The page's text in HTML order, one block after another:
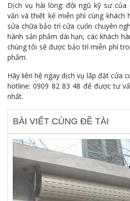
Dịch vụ hài lòng: đội ngũ kỹ sư
vấn và thiết kế miễn phí cùng khách
sửa chữa bảo trì cửa cuốn chuyên
hành sản phẩm dài hạn, các khách
chúng tôi sẽ được bảo trì miễn phí
phẩm.
Hãy liên hệ ngay dịch vụ lắp đặt cửa
hotline: 0909 82 83 48 để được tư
nhất.
BÀI VIẾT CÙNG ĐỀ TÀI